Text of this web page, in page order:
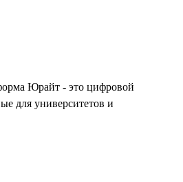
Юрайт - это цифровой
для университетов и